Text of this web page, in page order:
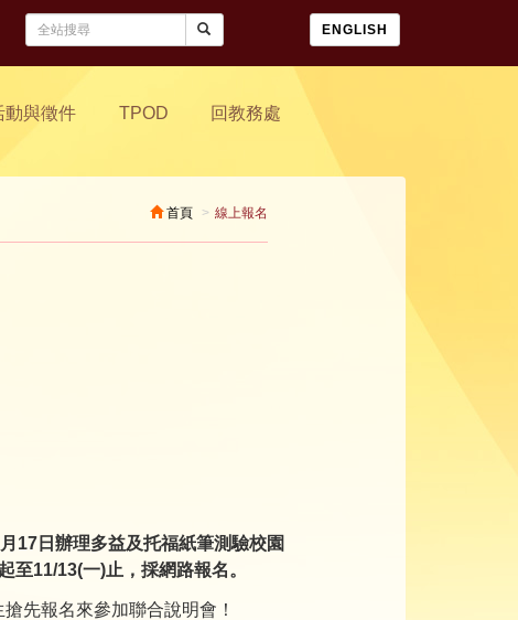
ENGLISH
動與徵件 TPOD 回教務處
首頁 線上報名
17日辦理多益及托福紙筆測驗校園
至11/13(一)止，採網路報名。
先報名來參加聯合說明會！